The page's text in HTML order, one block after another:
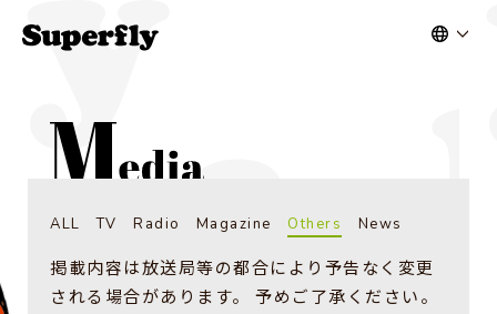
ALL TV Radio Magazine Others News
掲載内容は放送局等の都合により予告なく変更
される場合があります。 予めご了承ください。